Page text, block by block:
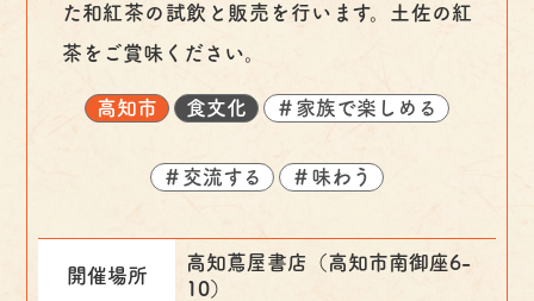
た和紅茶の試飲と販売を行います。土佐の紅
茶をご賞味ください。
高知市 食文化 ＃家族で楽しめる
＃交流する ＃味わう
開催場所
高知蔦屋書店（高知市南御座6-
10）